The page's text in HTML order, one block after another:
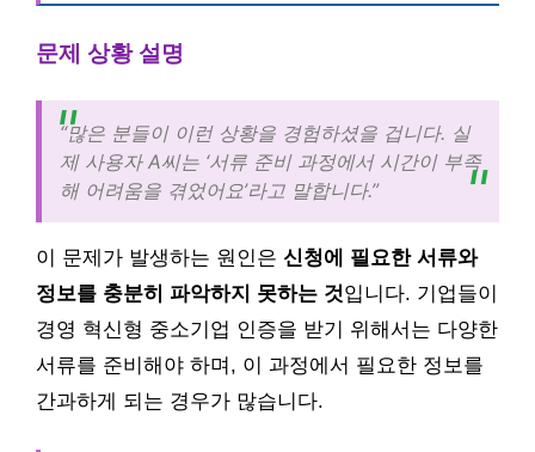
문제 상황 설명
“많은 분들이 이런 상황을 경험하셨을 겁니다. 실
제 사용자 A씨는 ‘서류 준비 과정에서 시간이 부족
해 어려움을 겪었어요’라고 말합니다.”
이 문제가 발생하는 원인은 신청에 필요한 서류와
정보를 충분히 파악하지 못하는 것입니다. 기업들이
경영 혁신형 중소기업 인증을 받기 위해서는 다양한
서류를 준비해야 하며, 이 과정에서 필요한 정보를
간과하게 되는 경우가 많습니다.